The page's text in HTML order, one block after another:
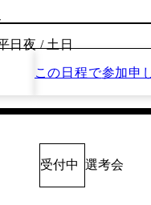
日夜 / 土日
この日程で参加申
受付中 選考会